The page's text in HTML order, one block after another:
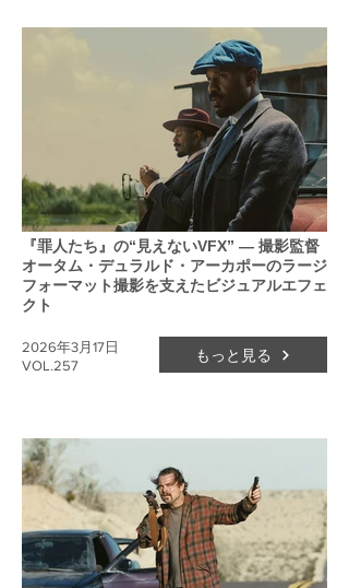
『罪人たち』の“見えないVFX” ― 撮影監督
オータム・デュラルド・アーカポーのラージ
フォーマット撮影を支えたビジュアルエフェ
クト
VOL.257
2026年3月17日 もっと見る